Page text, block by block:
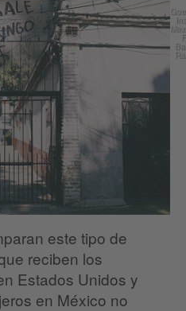
este tipo de
reciben los
Estados Unidos y
en México no